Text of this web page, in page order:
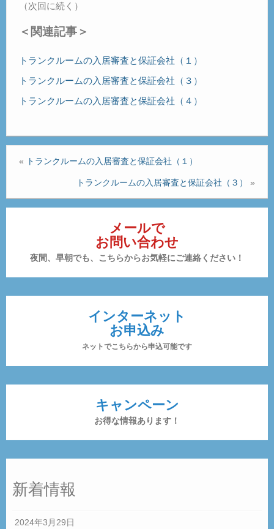
メールで
お問い合わせ
夜間、早朝でも、こちらからお気軽にご連絡ください！
インターネット
お申込み
ネットでこちらから申込可能です
キャンペーン
お得な情報あります！
新着情報
2024年3月29日
（次回に続く）
＜関連記事＞
トランクルームの入居審査と保証会社（１）
トランクルームの入居審査と保証会社（３）
トランクルームの入居審査と保証会社（４）
« トランクルームの入居審査と保証会社（１）
トランクルームの入居審査と保証会社（３） »